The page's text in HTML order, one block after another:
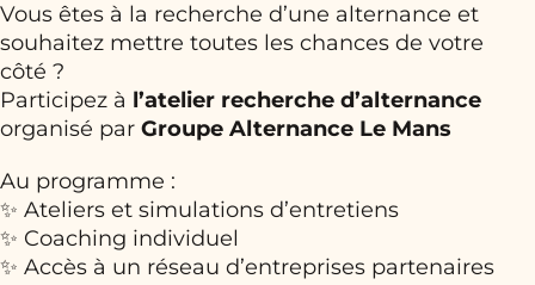
Vous êtes à la recherche d’une alternance et
souhaitez mettre toutes les chances de votre
côté ?
Participez à l’atelier recherche d’alternance
organisé par Groupe Alternance Le Mans
Au programme :
✨ Ateliers et simulations d’entretiens
✨ Coaching individuel
✨ Accès à un réseau d’entreprises partenaires